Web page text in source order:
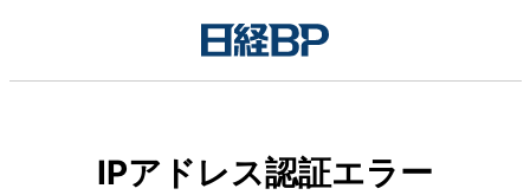
IPアドレス認証エラー